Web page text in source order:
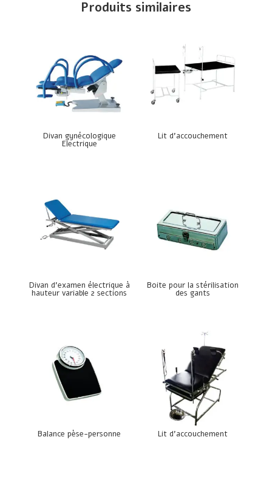
Produits similaires
Divan gynécologique
Electrique
Lit d’accouchement
Divan d’examen électrique à
hauteur variable 2 sections
Boite pour la stérilisation
des gants
Balance pèse-personne Lit d’accouchement